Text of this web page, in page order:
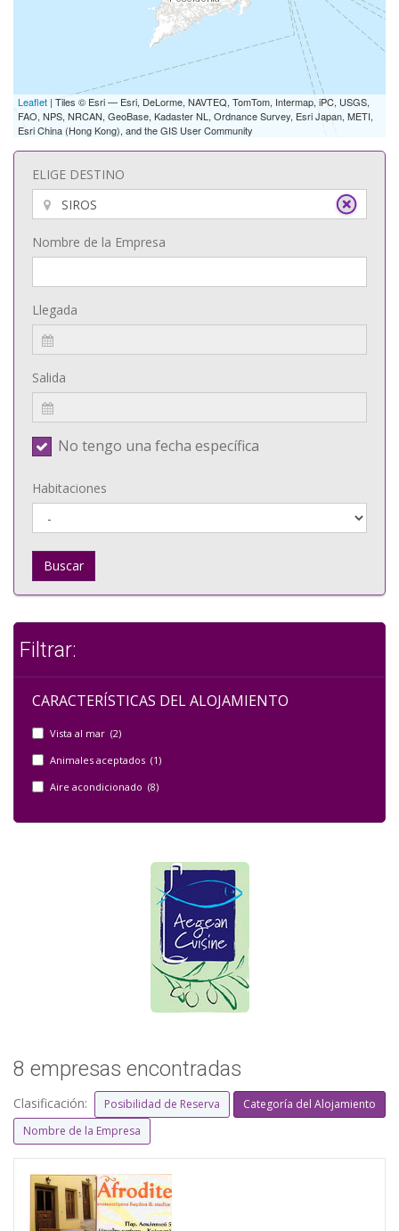
Leaflet | Tiles © Esri — Esri, DeLorme, NAVTEQ, TomTom, Intermap, iPC, USGS,
FAO, NPS, NRCAN, GeoBase, Kadaster NL, Ordnance Survey, Esri Japan, METI,
Esri China (Hong Kong), and the GIS User Community
ELIGE DESTINO
Nombre de la Empresa
Llegada
Salida
No tengo una fecha específica
Habitaciones
Buscar
Filtrar:
CARACTERÍSTICAS DEL ALOJAMIENTO
Vista al mar (2)
Animales aceptados (1)
Aire acondicionado (8)
8 empresas encontradas
Clasificación: Posibilidad de Reserva
Categoría del Alojamiento
Nombre de la Empresa